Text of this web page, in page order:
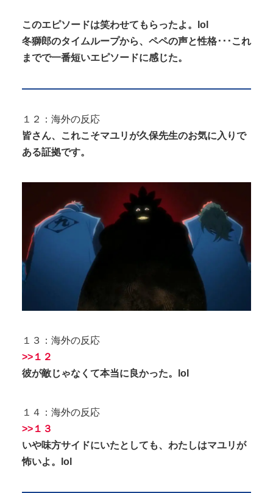
このエピソードは笑わせてもらったよ。lol
冬獅郎のタイムループから、ペペの声と性格･･･これ
までで一番短いエピソードに感じた。
１２：海外の反応
皆さん、これこそマユリが久保先生のお気に入りで
ある証拠です。
１３：海外の反応
>>１２
彼が敵じゃなくて本当に良かった。lol
１４：海外の反応
>>１３
いや味方サイドにいたとしても、わたしはマユリが
怖いよ。lol